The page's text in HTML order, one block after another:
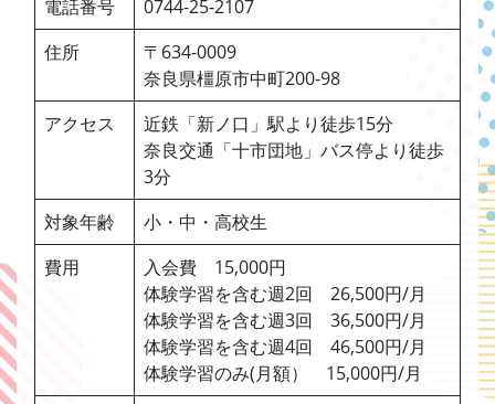
電話番号
0744-25-2107
住所
〒634-0009
奈良県橿原市中町200-98
アクセス
近鉄「新ノ口」駅より徒歩15分
奈良交通「十市団地」バス停より徒歩
3分
対象年齢
小・中・高校生
費用
入会費 15,000円
体験学習を含む週2回 26,500円/月
体験学習を含む週3回 36,500円/月
体験学習を含む週4回 46,500円/月
体験学習のみ(月額） 15,000円/月